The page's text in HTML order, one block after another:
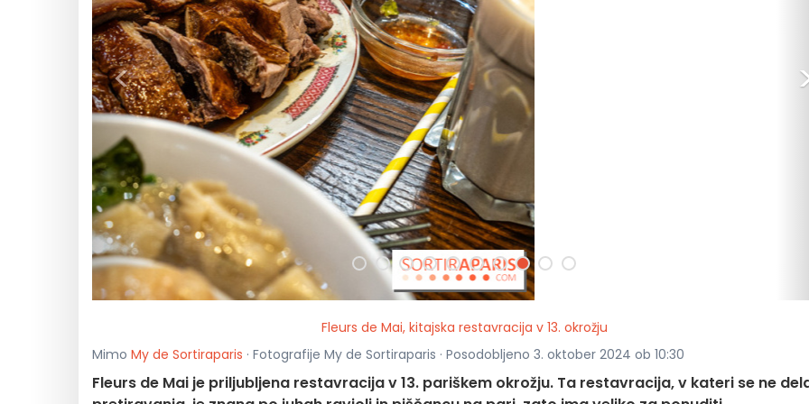
<
Fleurs de Mai, kitajska restavracija v 13. okrožju
Mimo My de Sortiraparis · Fotografije My de Sortiraparis · Posodobljeno 3. oktober 2024 ob 10:30
Fleurs de Mai je priljubljena restavracija v 13. pariškem okrožju. Ta restavracija, v kateri se ne